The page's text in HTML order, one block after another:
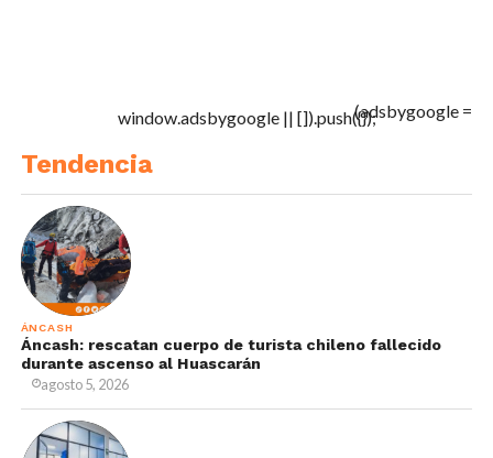
(adsbygoogle =
window.adsbygoogle || []).push({});
Tendencia
ÁNCASH
Áncash: rescatan cuerpo de turista chileno fallecido
durante ascenso al Huascarán
agosto 5, 2026